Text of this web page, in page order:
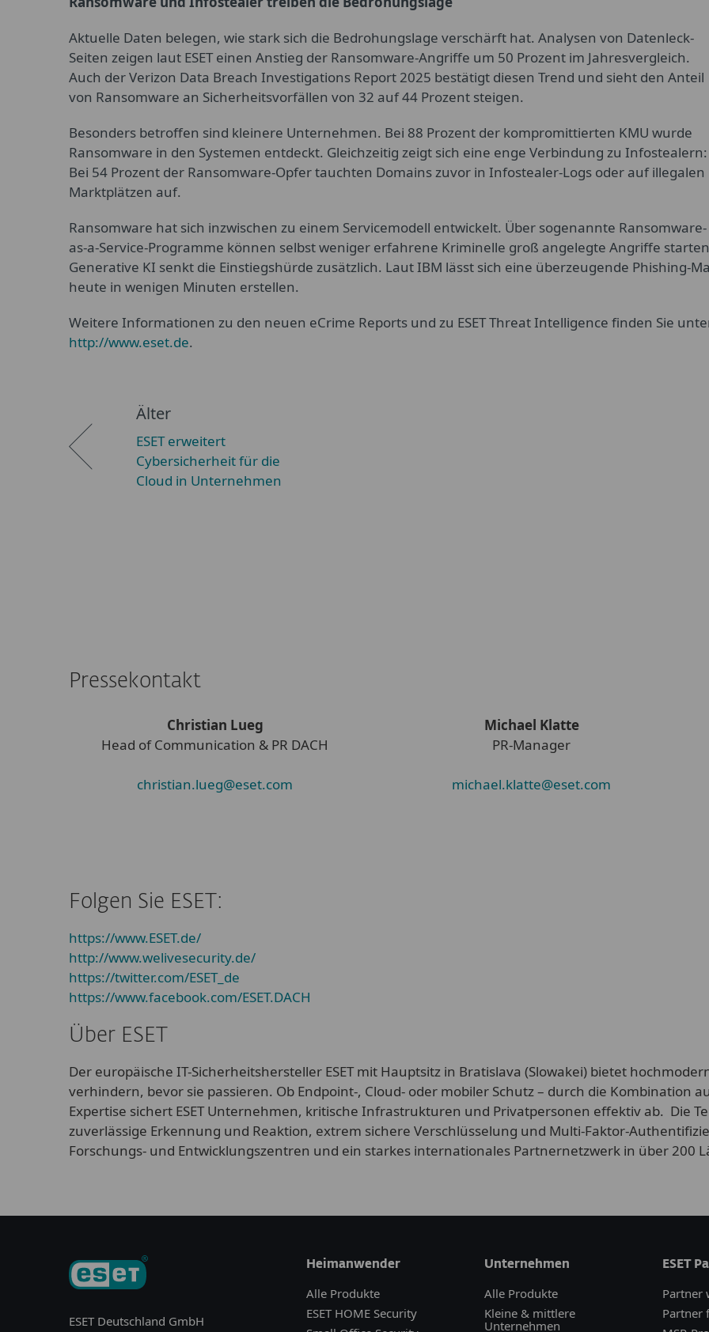
Aktuelle Daten belegen, wie stark sich die Bedrohungslage verschärft hat. Analysen von Datenleck-
Seiten zeigen laut ESET einen Anstieg der Ransomware-Angriffe um 50 Prozent im Jahresvergleich.
Auch der Verizon Data Breach Investigations Report 2025 bestätigt diesen Trend und sieht den Anteil
von Ransomware an Sicherheitsvorfällen von 32 auf 44 Prozent steigen.
Besonders betroffen sind kleinere Unternehmen. Bei 88 Prozent der kompromittierten KMU wurde
Ransomware in den Systemen entdeckt. Gleichzeitig zeigt sich eine enge Verbindung zu Infostealern:
Bei 54 Prozent der Ransomware-Opfer tauchten Domains zuvor in Infostealer-Logs oder auf illegalen
Marktplätzen auf.
Ransomware hat sich inzwischen zu einem Servicemodell entwickelt. Über sogenannte Ransomware-
as-a-Service-Programme können selbst weniger erfahrene Kriminelle groß angelegte Angriffe
Generative KI senkt die Einstiegshürde zusätzlich. Laut IBM lässt sich eine überzeugende Phishing-
heute in wenigen Minuten erstellen.
Weitere Informationen zu den neuen eCrime Reports und zu ESET Threat Intelligence finden Sie
http://www.eset.de.
Älter
ESET erweitert
Cybersicherheit für die
Cloud in Unternehmen
Pressekontakt
Christian Lueg
Head of Communication & PR DACH
christian.lueg@eset.com
Michael Klatte
PR-Manager
michael.klatte@eset.com
Folgen Sie ESET:
https://www.ESET.de/
http://www.welivesecurity.de/
https://twitter.com/ESET_de
https://www.facebook.com/ESET.DACH
Über ESET
Der europäische IT-Sicherheitshersteller ESET mit Hauptsitz in Bratislava (Slowakei) bietet
verhindern, bevor sie passieren. Ob Endpoint-, Cloud- oder mobiler Schutz – durch die Kombination
Expertise sichert ESET Unternehmen, kritische Infrastrukturen und Privatpersonen effektiv ab. Die
zuverlässige Erkennung und Reaktion, extrem sichere Verschlüsselung und Multi-Faktor-
Forschungs- und Entwicklungszentren und ein starkes internationales Partnernetzwerk in über 200
ESET Deutschland GmbH
Heimanwender
Alle Produkte
ESET HOME Security
Unternehmen
Alle Produkte
Kleine & mittlere
Unternehmen
ESET
Partner
Partner